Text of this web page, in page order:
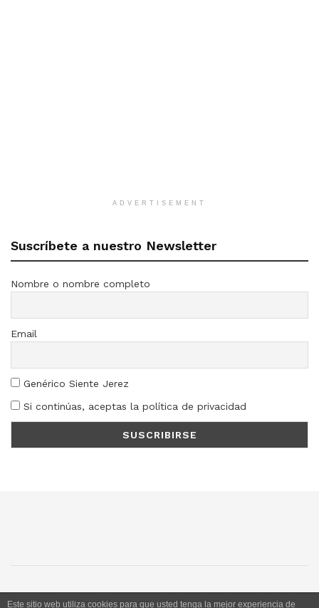
ADVERTISEMENT
Suscríbete a nuestro Newsletter
Nombre o nombre completo
Email
Genérico Siente Jerez
Si continúas, aceptas la política de privacidad
Este sitio web utiliza cookies para que usted tenga la mejor experiencia de